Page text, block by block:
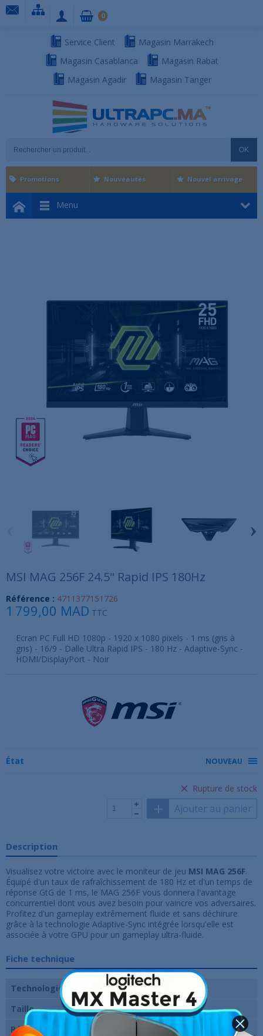
Service Client
Magasin Marrakech
Magasin Casablanca
Magasin Rabat
Magasin Agadir
Magasin Tanger
OK
0
Menu
Promotions Nouveautés Nouvel arrivage
›
MSI MAG 256F 24.5" Rapid IPS 180Hz
Référence : 4711377151726
1 799,00 MAD TTC
Ecran PC Full HD 1080p - 1920 x 1080 pixels - 1 ms (gris à
gris) - 16/9 - Dalle Ultra Rapid IPS - 180 Hz - Adaptive-Sync -
HDMI/DisplayPort - Noir
État NOUVEAU
Rupture de stock
Ajouter au panier
Description
Visualisez votre victoire avec le moniteur de jeu MSI MAG 256F.
Équipé d'un taux de rafraîchissement de 180 Hz et d'un temps de
réponse GtG de 1 ms, le MAG 256F vous donnera l'avantage
concurrentiel dont vous avez besoin pour vaincre vos adversaires.
Profitez d'un gameplay extrêmement fluide et sans déchirure
grâce à la technologie Adaptive-Sync intégrée lorsqu'elle est
associée à votre GPU pour un gameplay ultra-fluide.
Fiche technique
Technologie de dalle
Fast IPS
Taille
24.5 pouces
Résolution
1920 x 1080 pixels (FHD)